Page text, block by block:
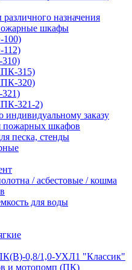
назначения
шкафы
315)
320)
321-2)
заказу
пожарных шкафов
песка, стенды
/ асбестовые / кошма
для воды
0,8/1,0-УХЛ1 "Классик"
и мотопомп (ПК)